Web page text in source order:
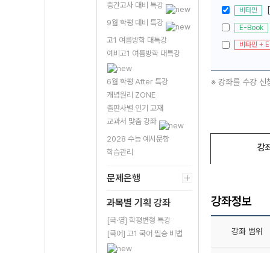
중간고사 대비 특강
9월 학평 대비 특강
고1 여름방학 대특강
예비고1 여름방학 대특강
6월 학평 After 특강
개념원리 ZONE
출판사별 인기 교재
교과서 맞춤 강좌
2028 수능 예시문항
학습관리
문제은행
과목별 기획 강좌
[국·영] 학평변형 특강
[국어] 고1 국어 필승 비법
비타민
E-Book
비타민 +
※ 강좌를 수강 신
강
강좌정보
강좌 범위